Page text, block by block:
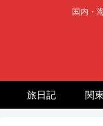
国内・
旅日記 関